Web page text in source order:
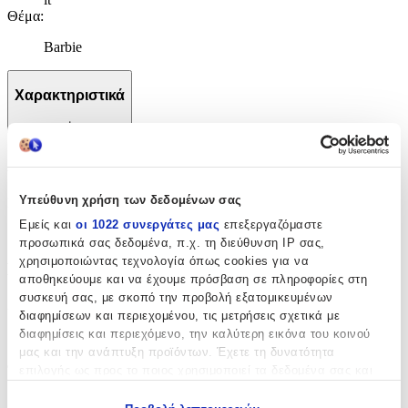
Υπεύθυνη χρήση των δεδομένων σας
Εμείς και οι 1022 συνεργάτες μας επεξεργαζόμαστε
προσωπικά σας δεδομένα, π.χ. τη διεύθυνση IP σας,
χρησιμοποιώντας τεχνολογία όπως cookies για να
αποθηκεύουμε και να έχουμε πρόσβαση σε πληροφορίες στη
συσκευή σας, με σκοπό την προβολή εξατομικευμένων
διαφημίσεων και περιεχομένου, τις μετρήσεις σχετικά με
διαφημίσεις και περιεχόμενο, την καλύτερη εικόνα του κοινού
μας και την ανάπτυξη προϊόντων. Έχετε τη δυνατότητα
Θέμα:
Barbie
Χαρακτηριστικά
+
Χαρακτηριστικά
Κατασκευαστής:
Gim
Βασικά Χαρακτηριστικά
Χρώμα:
Ροζ